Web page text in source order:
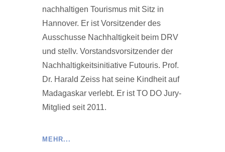
nachhaltigen Tourismus mit Sitz in
Hannover. Er ist Vorsitzender des
Ausschusse Nachhaltigkeit beim DRV
und stellv. Vorstandsvorsitzender der
Nachhaltigkeitsinitiative Futouris. Prof.
Dr. Harald Zeiss hat seine Kindheit auf
Madagaskar verlebt. Er ist TO DO Jury-
Mitglied seit 2011.
MEHR...